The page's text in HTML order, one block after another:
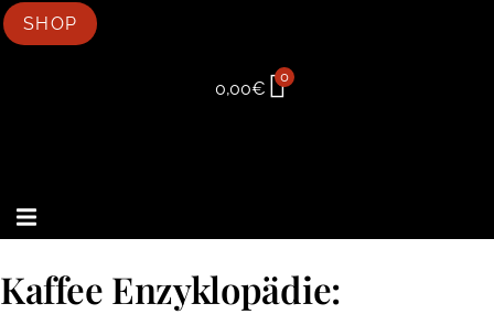
SHOP
0,00€
0
Kaffee Enzyklopädie: